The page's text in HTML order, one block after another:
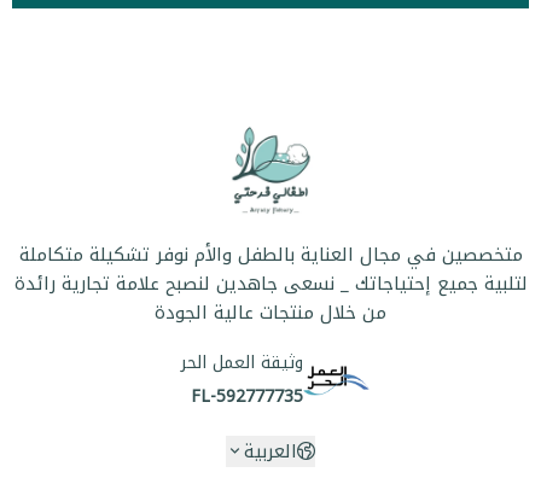
متخصصين في مجال العناية بالطفل والأم نوفر تشكيلة متكاملة
لتلبية جميع إحتياجاتك _ نسعى جاهدين لنصبح علامة تجارية رائدة
من خلال منتجات عالية الجودة
وثيقة العمل الحر
FL-592777735
العربية